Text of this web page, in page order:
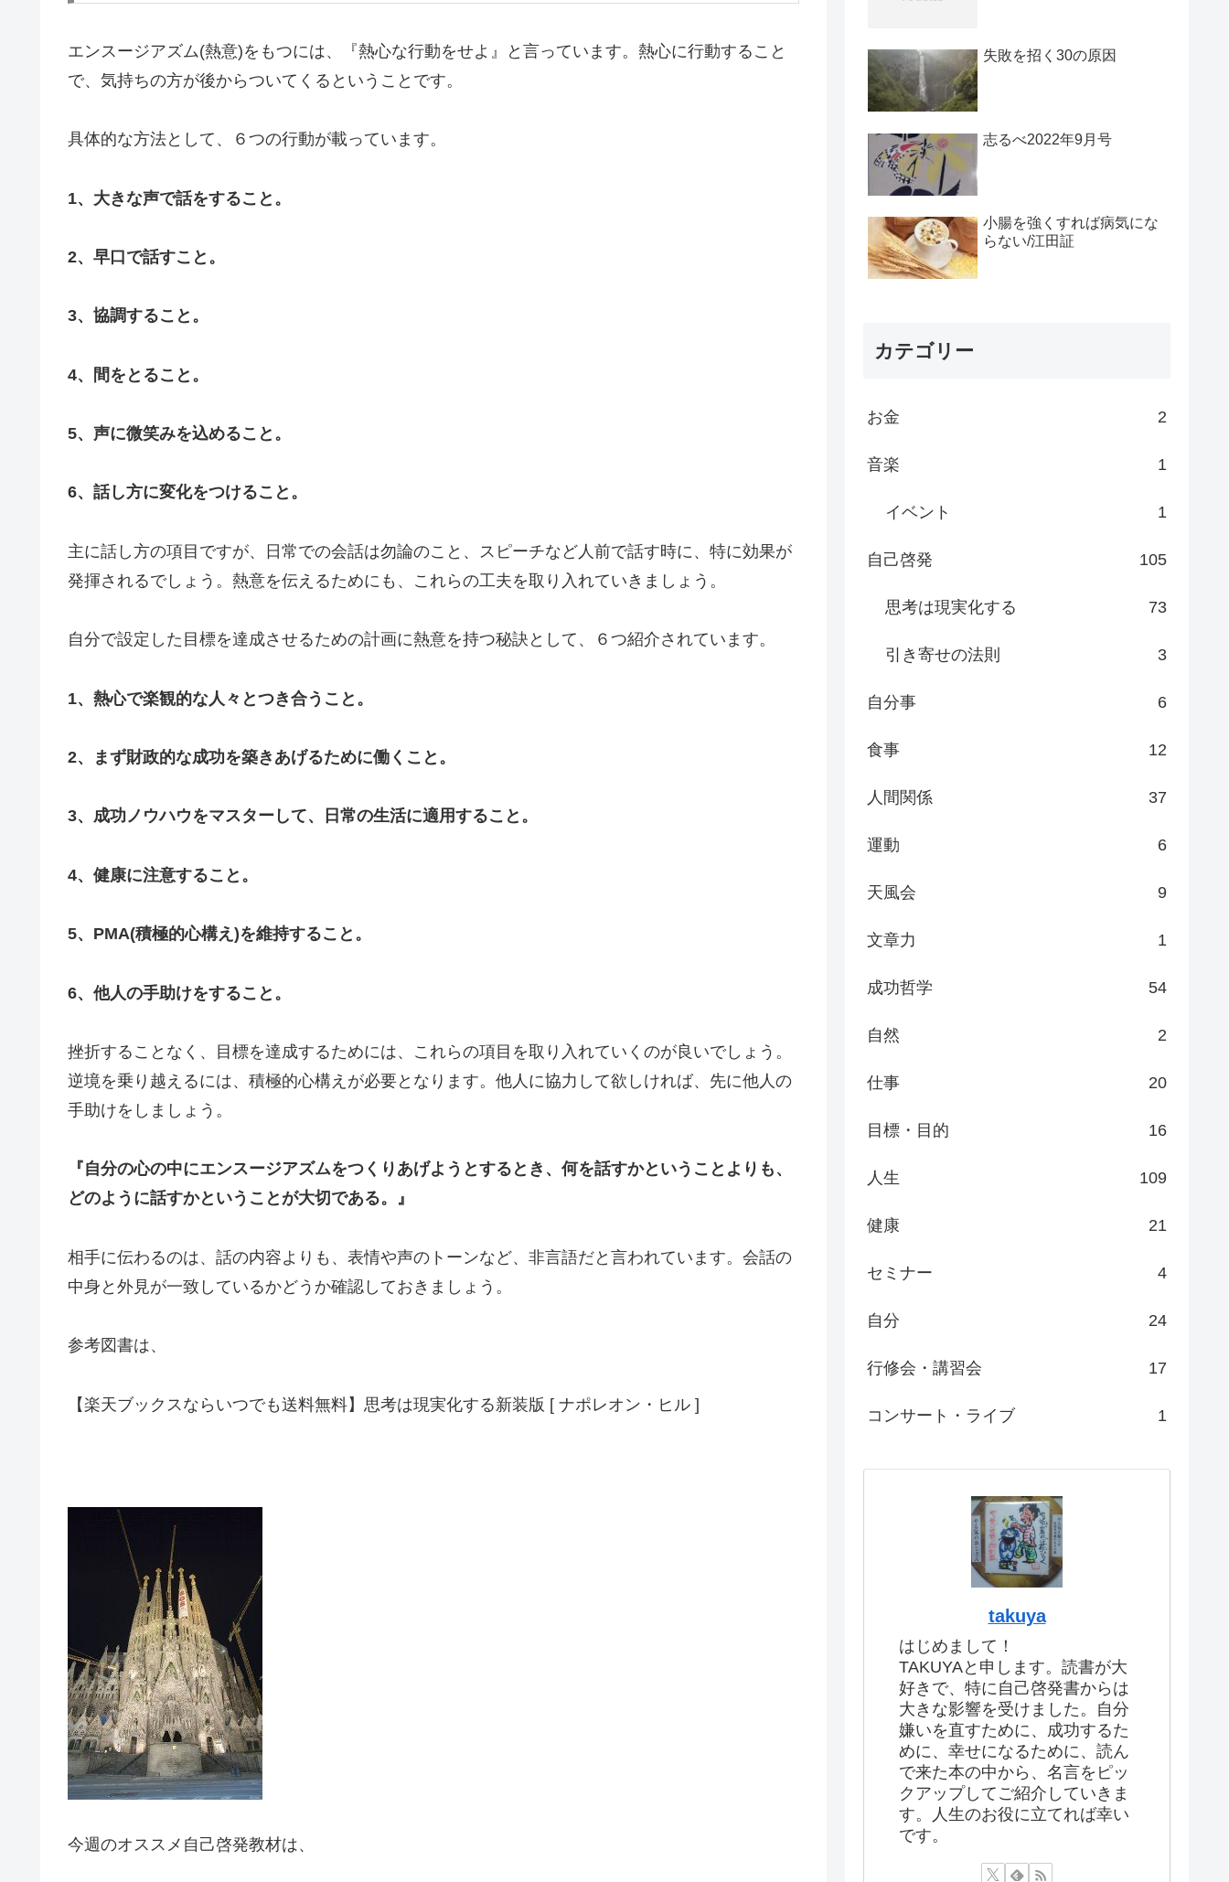
エンスージアズム(熱意)をもつには、『熱心な行動をせよ』と言っています。熱心に行動すること
で、気持ちの方が後からついてくるということです。
具体的な方法として、６つの行動が載っています。
1、大きな声で話をすること。
2、早口で話すこと。
3、協調すること。
4、間をとること。
5、声に微笑みを込めること。
6、話し方に変化をつけること。
主に話し方の項目ですが、日常での会話は勿論のこと、スピーチなど人前で話す時に、特に効果が
発揮されるでしょう。熱意を伝えるためにも、これらの工夫を取り入れていきましょう。
自分で設定した目標を達成させるための計画に熱意を持つ秘訣として、６つ紹介されています。
1、熱心で楽観的な人々とつき合うこと。
2、まず財政的な成功を築きあげるために働くこと。
3、成功ノウハウをマスターして、日常の生活に適用すること。
4、健康に注意すること。
5、PMA(積極的心構え)を維持すること。
6、他人の手助けをすること。
挫折することなく、目標を達成するためには、これらの項目を取り入れていくのが良いでしょう。
逆境を乗り越えるには、積極的心構えが必要となります。他人に協力して欲しければ、先に他人の
手助けをしましょう。
『自分の心の中にエンスージアズムをつくりあげようとするとき、何を話すかということよりも、
どのように話すかということが大切である。』
相手に伝わるのは、話の内容よりも、表情や声のトーンなど、非言語だと言われています。会話の
中身と外見が一致しているかどうか確認しておきましょう。
参考図書は、
【楽天ブックスならいつでも送料無料】思考は現実化する新装版 [ ナポレオン・ヒル ]
今週のオススメ自己啓発教材は、
失敗を招く30の原因
志るべ2022年9月号
小腸を強くすれば病気にな
らない/江田証
カテゴリー
お金 2
音楽 1
イベント 1
自己啓発 105
思考は現実化する 73
引き寄せの法則 3
自分事 6
食事 12
人間関係 37
運動 6
天風会 9
文章力 1
成功哲学 54
自然 2
仕事 20
目標・目的 16
人生 109
健康 21
セミナー 4
自分 24
行修会・講習会 17
コンサート・ライブ 1
takuya
はじめまして！
TAKUYAと申します。読書が大
好きで、特に自己啓発書からは
大きな影響を受けました。自分
嫌いを直すために、成功するた
めに、幸せになるために、読ん
で来た本の中から、名言をピッ
クアップしてご紹介していきま
す。人生のお役に立てれば幸い
です。